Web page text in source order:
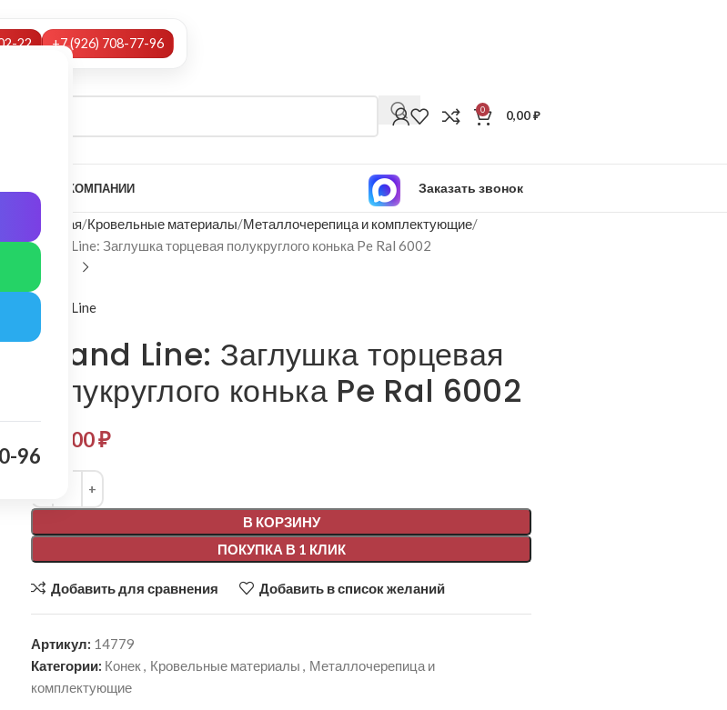
96
22 +7 (926) 708-77-96
0 0,00₽
О КОМПАНИИ Заказать звонок
Главная Кровельные материалы Металлочерепица и комплектующие
Grand Line: Заглушка торцевая полукруглого конька Pe Ral 6002
Grand Line
Grand Line: Заглушка торцевая
полукруглого конька Pe Ral 6002
590,00₽
В КОРЗИНУ
ПОКУПКА В 1 КЛИК
Alternative:
Добавить для сравнения Добавить в список желаний
Артикул: 14779
Категории: Конек, Кровельные материалы , Металлочерепица и
комплектующие